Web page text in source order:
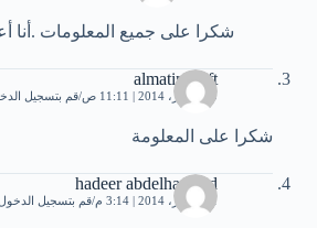
شكرا على جميع المعلومات .أنا
almatinasoft
10 فبراير، 2014 | 11:11 ص قم بتسجيل
شكرا على المعلومة
hadeer abdelhameed
11 فبراير، 2014 | 3:14 م قم بتسجيل الدخول